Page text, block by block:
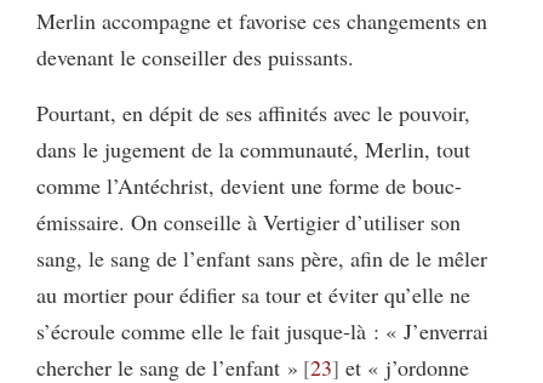
Merlin accompagne et favorise ces changements en
devenant le conseiller des puissants.
Pourtant, en dépit de ses affinités avec le pouvoir,
dans le jugement de la communauté, Merlin, tout
comme l’Antéchrist, devient une forme de bouc-
émissaire. On conseille à Vertigier d’utiliser son
sang, le sang de l’enfant sans père, afin de le mêler
au mortier pour édifier sa tour et éviter qu’elle ne
s’écroule comme elle le fait jusque-là : « J’enverrai
chercher le sang de l’enfant » 23 et « j’ordonne